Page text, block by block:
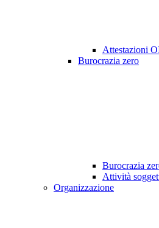
Attestazioni
Burocrazia zero
Burocrazia
Attività
Organizzazione